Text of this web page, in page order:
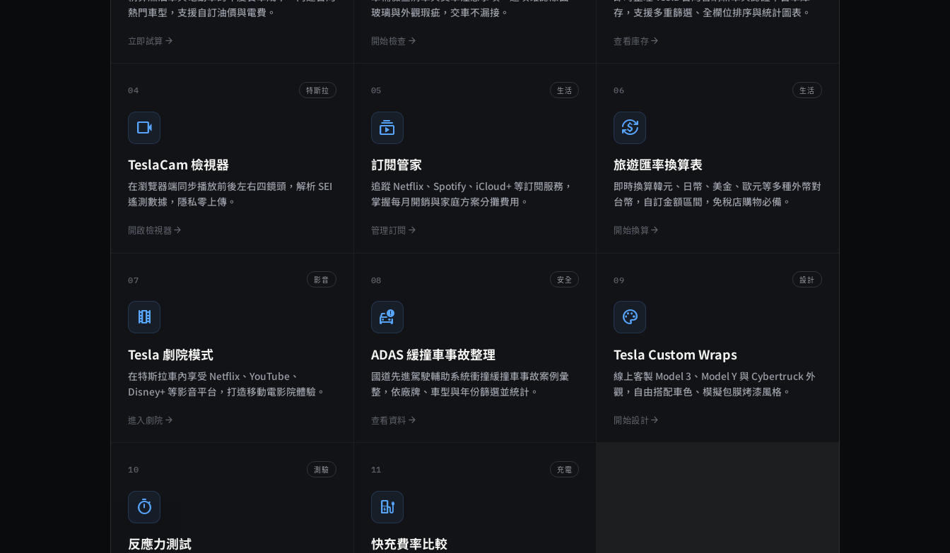
熱門車型，支援自訂油價與電費。
立即試算 arrow_forward
玻璃與外觀瑕疵，交車不漏接。
開始檢查 arrow_forward
存，支援多重篩選、全欄位排序與統計圖表。
查看庫存 arrow_forward
04 特斯拉
videocam
TeslaCam 檢視器
在瀏覽器端同步播放前後左右四鏡頭，解析 SEI
遙測數據，隱私零上傳。
開啟檢視器 arrow_forward
05 生活
subscriptions
訂閱管家
追蹤 Netflix、Spotify、iCloud+ 等訂閱服務，
掌握每月開銷與家庭方案分攤費用。
管理訂閱 arrow_forward
06 生活
currency_exchange
旅遊匯率換算表
即時換算韓元、日幣、美金、歐元等多種外幣對
台幣，自訂金額區間，免稅店購物必備。
開始換算 arrow_forward
07 影音
theaters
Tesla 劇院模式
在特斯拉車內享受 Netflix、YouTube、
Disney+ 等影音平台，打造移動電影院體驗。
進入劇院 arrow_forward
08 安全
car_crash
ADAS 緩撞車事故整理
國道先進駕駛輔助系統衝撞緩撞車事故案例彙
整，依廠牌、車型與年份篩選並統計。
查看資料 arrow_forward
09 設計
palette
Tesla Custom Wraps
線上客製 Model 3、Model Y 與 Cybertruck 外
觀，自由搭配車色、模擬包膜烤漆風格。
開始設計 arrow_forward
10 測驗
timer
反應力測試
11 充電
ev_station
快充費率比較